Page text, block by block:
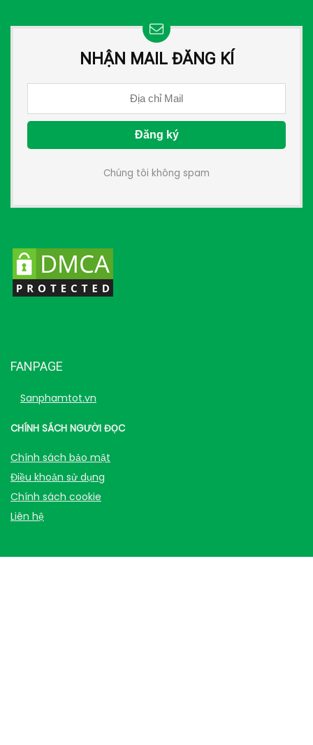
NHẬN MAIL ĐĂNG KÍ
Chúng tôi không spam
FANPAGE
Sanphamtot.vn
CHÍNH SÁCH NGƯỜI ĐỌC
Chính sách bảo mật
Điều khoản sử dụng
Chính sách cookie
Liên hệ